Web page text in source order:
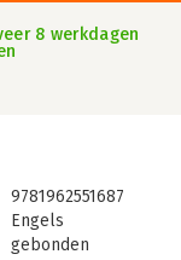
8 werkdagen
9781962551687
Engels
gebonden